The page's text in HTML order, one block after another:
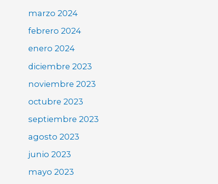
marzo 2024
febrero 2024
enero 2024
diciembre 2023
noviembre 2023
octubre 2023
septiembre 2023
agosto 2023
junio 2023
mayo 2023